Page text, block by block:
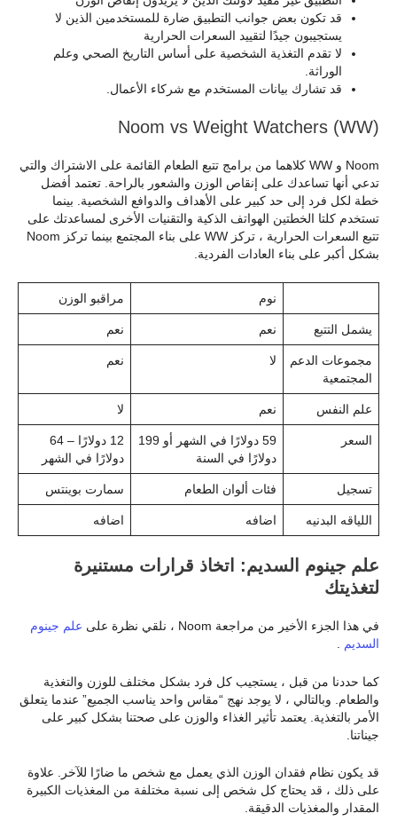
قد تكون بعض جوانب التطبيق ضارة للمستخدمين الذين لا
يستجيبون جيدًا لتقييد السعرات الحرارية
لا تقدم التغذية الشخصية على أساس التاريخ الصحي وعلم
الوراثة.
قد تشارك بيانات المستخدم مع شركاء الأعمال.
Noom vs Weight Watchers (WW)
Noom و WW كلاهما من برامج تتبع الطعام القائمة على الاشتراك والتي
تدعي أنها تساعدك على إنقاص الوزن والشعور بالراحة. تعتمد أفضل
خطة لكل فرد إلى حد كبير على الأهداف والدوافع الشخصية. بينما
تستخدم كلتا الخطتين الهواتف الذكية والتقنيات الأخرى لمساعدتك على
تتبع السعرات الحرارية ، تركز WW على بناء المجتمع بينما تركز Noom
بشكل أكبر على بناء العادات الفردية.
نوم مراقبو الوزن
يشمل التتبع نعم نعم
مجموعات الدعم
المجتمعية
لا نعم
علم النفس نعم لا
السعر
59 دولارًا في الشهر أو 199
دولارًا في السنة
12 دولارًا – 64
دولارًا في الشهر
تسجيل فئات ألوان الطعام سمارت بوينتس
اللياقه البدنيه اضافه اضافه
علم جينوم السديم: اتخاذ قرارات مستنيرة
لتغذيتك
في هذا الجزء الأخير من مراجعة Noom ، نلقي نظرة على
علم جينوم
السديم .
كما حددنا من قبل ، يستجيب كل فرد بشكل مختلف للوزن والتغذية
والطعام. وبالتالي ، لا يوجد نهج “مقاس واحد يناسب الجميع” عندما يتعلق
الأمر بالتغذية. يعتمد تأثير الغذاء والوزن على صحتنا بشكل كبير على
جيناتنا.
قد يكون نظام فقدان الوزن الذي يعمل مع شخص ما ضارًا للآخر. علاوة
على ذلك ، قد يحتاج كل شخص إلى نسبة مختلفة من المغذيات الكبيرة
المقدار والمغذيات الدقيقة.